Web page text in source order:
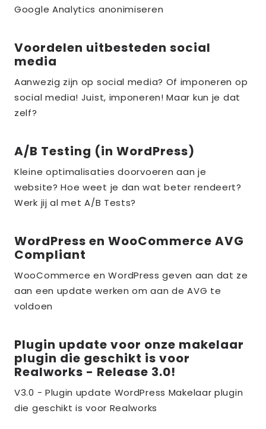
over
Google Analytics anonimiseren
Lees
meer
over
the_title;
Voordelen uitbesteden social
media
Aanwezig zijn op social media? Of imponeren op
social media! Juist, imponeren! Maar kun je dat
zelf?
Lees
meer
over
the_title;
A/B Testing (in WordPress)
Kleine optimalisaties doorvoeren aan je
website? Hoe weet je dan wat beter rendeert?
Werk jij al met A/B Tests?
Lees
meer
over
the_title;
WordPress en WooCommerce AVG
Compliant
WooCommerce en WordPress geven aan dat ze
aan een update werken om aan de AVG te
voldoen
Lees
meer
over
the_title;
Plugin update voor onze makelaar
plugin die geschikt is voor
Realworks - Release 3.0!
V3.0 - Plugin update WordPress Makelaar plugin
die geschikt is voor Realworks